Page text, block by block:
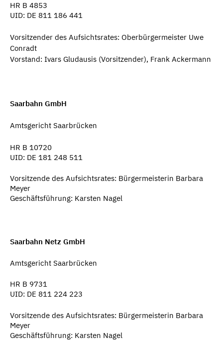
HR B 4853
UID: DE 811 186 441
Vorsitzender des Aufsichtsrates: Oberbürgermeister Uwe
Conradt
Vorstand: Ivars Gludausis (Vorsitzender), Frank Ackermann
Saarbahn GmbH
Amtsgericht Saarbrücken
HR B 10720
UID: DE 181 248 511
Vorsitzende des Aufsichtsrates: Bürgermeisterin Barbara
Meyer
Geschäftsführung: Karsten Nagel
Saarbahn Netz GmbH
Amtsgericht Saarbrücken
HR B 9731
UID: DE 811 224 223
Vorsitzende des Aufsichtsrates: Bürgermeisterin Barbara
Meyer
Geschäftsführung: Karsten Nagel